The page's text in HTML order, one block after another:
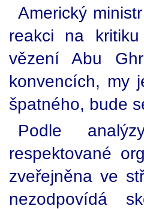
Americký
reakci na
vězení Abu
konvencích, my
špatného, bude
Podle
respektované
zveřejněna ve
nezodpovídá